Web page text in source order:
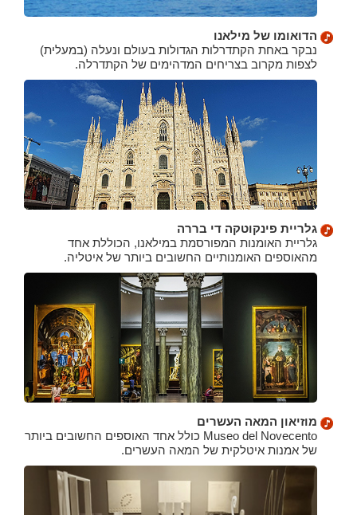
הדואומו של מילאנו
נבקר באחת הקתדרלות הגדולות בעולם ונעלה (במעלית)
לצפות מקרוב בצריחים המדהימים של הקתדרלה.
גלריית פינקוטקה די בררה
גלריית האומנות המפורסמת במילאנו, הכוללת אחד
מהאוספים האומנותיים החשובים ביותר של איטליה.
מוזיאון המאה העשרים
Museo del Novecento כולל אחד האוספים החשובים ביותר
של אמנות איטלקית של המאה העשרים.